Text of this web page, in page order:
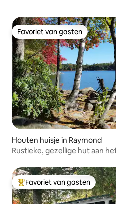
Favoriet van gasten
Favoriet van gasten
Houten huisje in Raymond
Rustieke, gezellige hut aan het
Topfavoriet van gasten
Favoriet van gasten